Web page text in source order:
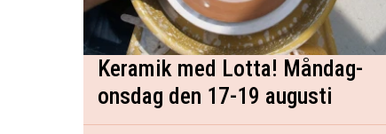
Keramik med Lotta! Måndag-
onsdag den 17-19 augusti